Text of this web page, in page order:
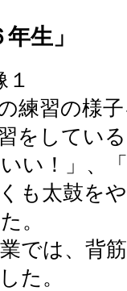
生」
練習の様
をしてい
い！」、
も太鼓を
。
では、背
た。